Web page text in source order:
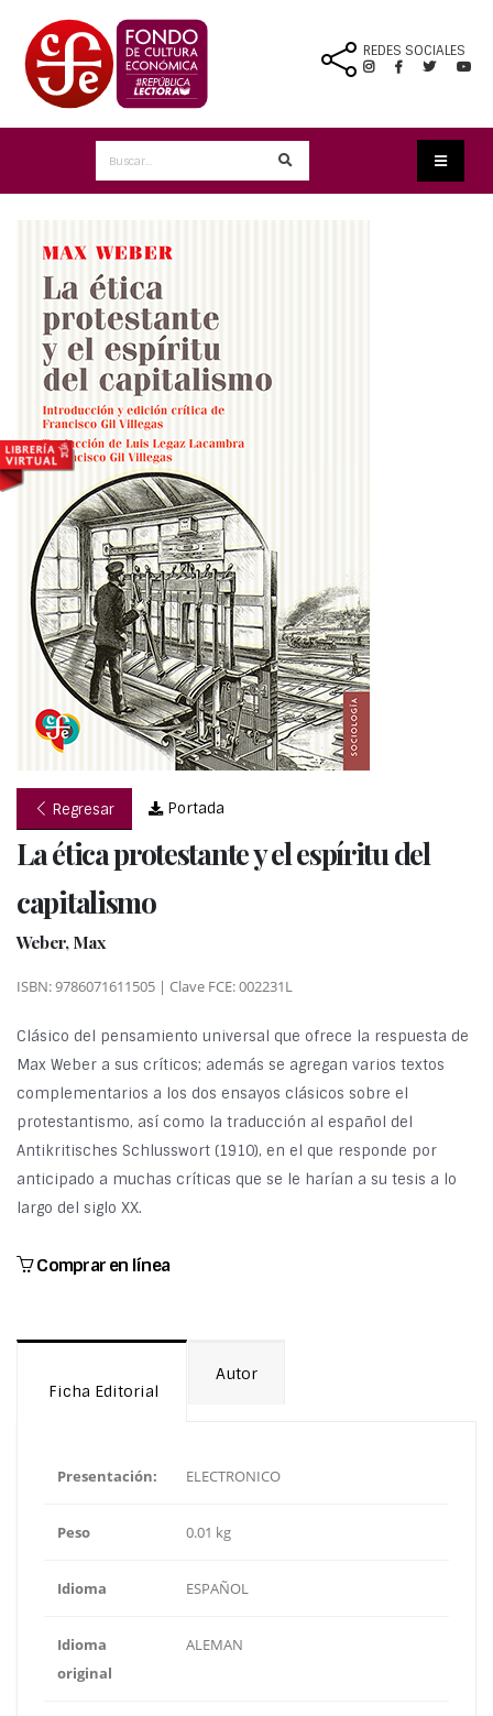
REDES SOCIALES
Regresar Portada
La ética protestante y el espíritu del
capitalismo
Weber, Max
ISBN: 9786071611505 | Clave FCE: 002231L
Clásico del pensamiento universal que ofrece la respuesta de
Max Weber a sus críticos; además se agregan varios textos
complementarios a los dos ensayos clásicos sobre el
protestantismo, así como la traducción al español del
Antikritisches Schlusswort (1910), en el que responde por
anticipado a muchas críticas que se le harían a su tesis a lo
largo del siglo XX.
Comprar en línea
Ficha Editorial
Autor
Presentación: ELECTRONICO
Peso 0.01 kg
Idioma ESPAÑOL
Idioma
original
ALEMAN